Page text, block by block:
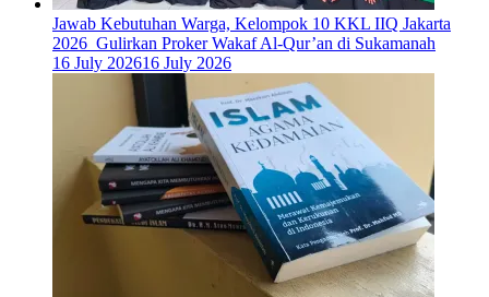
Jawab Kebutuhan Warga, Kelompok 10 KKL IIQ Jakarta
2026 Gulirkan Proker Wakaf Al-Qur’an di Sukamanah
16 July 202616 July 2026